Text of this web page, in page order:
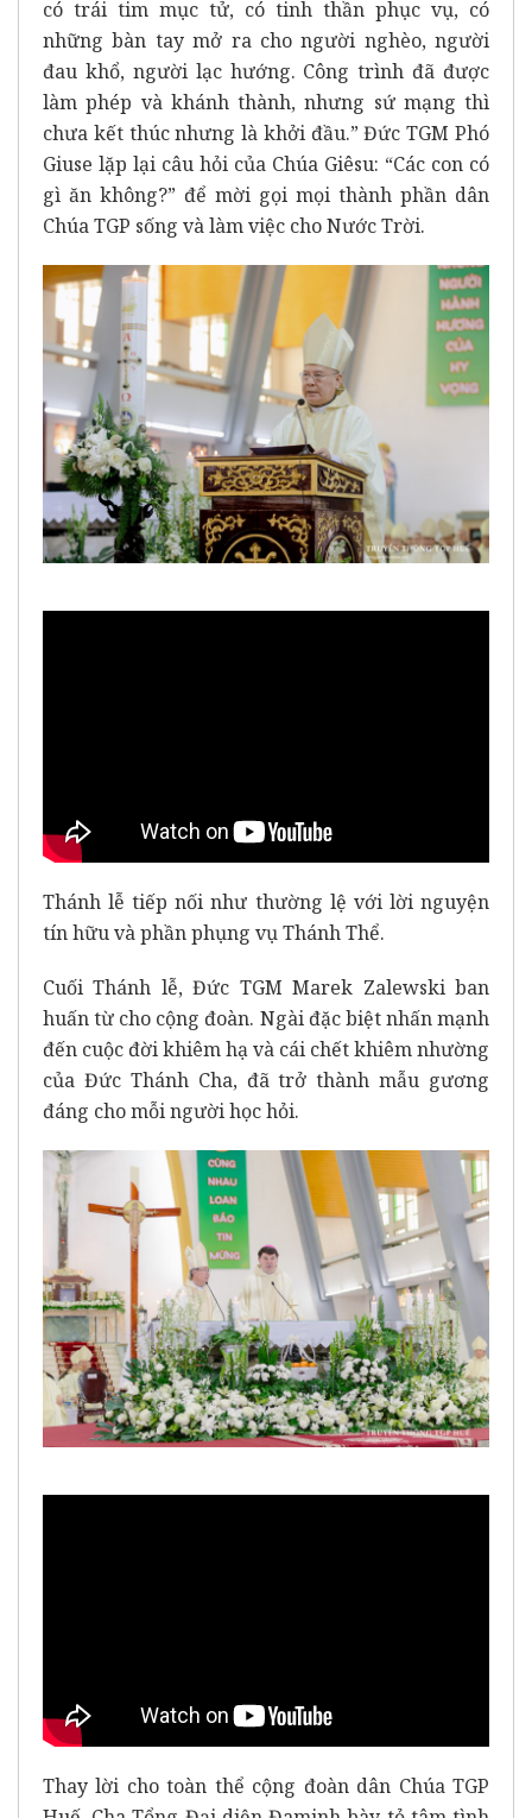
có trái tim mục tử, có tinh thần phục vụ, có
những bàn tay mở ra cho người nghèo, người
đau khổ, người lạc hướng. Công trình đã được
làm phép và khánh thành, nhưng sứ mạng thì
chưa kết thúc nhưng là khởi đầu.” Đức TGM Phó
Giuse lặp lại câu hỏi của Chúa Giêsu: “Các con có
gì ăn không?” để mời gọi mọi thành phần dân
Chúa TGP sống và làm việc cho Nước Trời.
Thánh lễ tiếp nối như thường lệ với lời nguyện
tín hữu và phần phụng vụ Thánh Thể.
Cuối Thánh lễ, Đức TGM Marek Zalewski ban
huấn từ cho cộng đoàn. Ngài đặc biệt nhấn mạnh
đến cuộc đời khiêm hạ và cái chết khiêm nhường
của Đức Thánh Cha, đã trở thành mẫu gương
đáng cho mỗi người học hỏi.
Thay lời cho toàn thể cộng đoàn dân Chúa TGP